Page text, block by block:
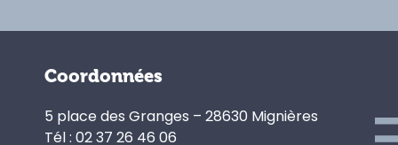
Coordonnées
5 place des Granges – 28630 Mignières
Tél : 02 37 26 46 06